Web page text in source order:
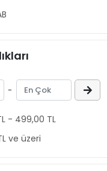
-
- 499,00 TL
ve üzeri